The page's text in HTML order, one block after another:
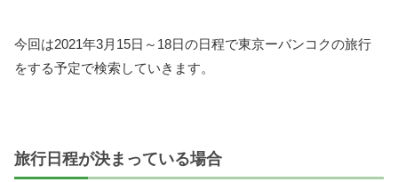
今回は2021年3月15日～18日の日程で東京ーバンコクの旅行
をする予定で検索していきます。
旅行日程が決まっている場合